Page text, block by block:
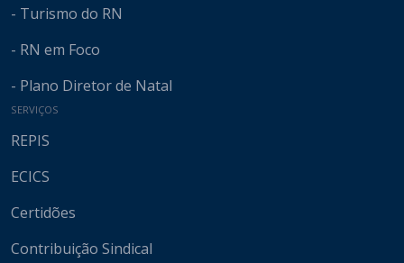
- Turismo do RN
- RN em Foco
- Plano Diretor de Natal
SERVIÇOS
REPIS
ECICS
Certidões
Contribuição Sindical